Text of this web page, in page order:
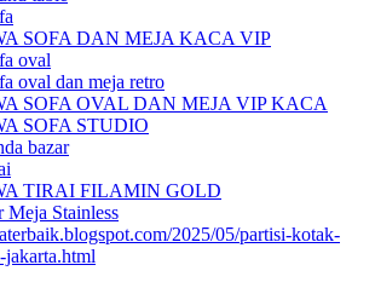
SOFA DAN MEJA KACA VIP
oval
oval dan meja retro
SOFA OVAL DAN MEJA VIP KACA
SOFA STUDIO
bazar
TIRAI FILAMIN GOLD
Stainless
2025/05/partisi-kotak-